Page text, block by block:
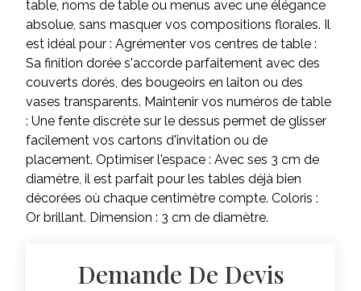
table, noms de table ou menus avec une élégance
absolue, sans masquer vos compositions florales. Il
est idéal pour : Agrémenter vos centres de table :
Sa finition dorée s'accorde parfaitement avec des
couverts dorés, des bougeoirs en laiton ou des
vases transparents. Maintenir vos numéros de table
: Une fente discrète sur le dessus permet de glisser
facilement vos cartons d'invitation ou de
placement. Optimiser l'espace : Avec ses 3 cm de
diamètre, il est parfait pour les tables déjà bien
décorées où chaque centimètre compte. Coloris :
Or brillant. Dimension : 3 cm de diamètre.
Demande De Devis